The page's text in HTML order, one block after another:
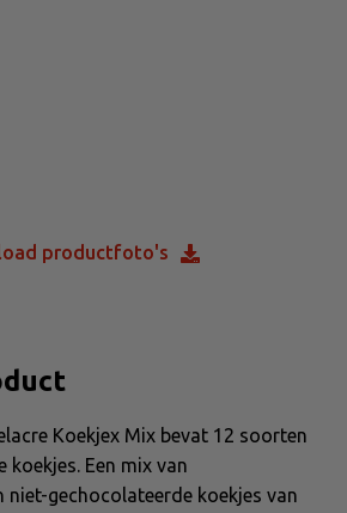
productfoto's
Koekjex Mix bevat 12 soorten
koekjes. Een mix van
niet-gechocolateerde koekjes van